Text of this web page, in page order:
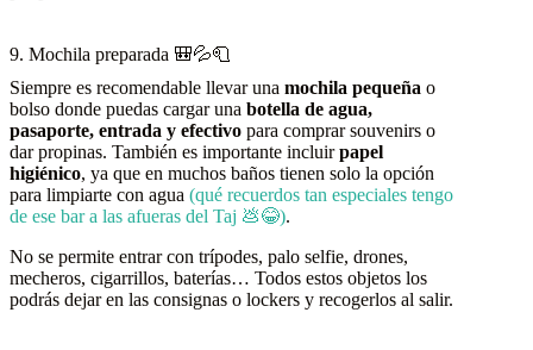
9. Mochila preparada 🎒💦🧻
Siempre es recomendable llevar una mochila pequeña o
bolso donde puedas cargar una botella de agua,
pasaporte, entrada y efectivo para comprar souvenirs o
dar propinas. También es importante incluirpapel
higiénico, ya que en muchos baños tienen solo la opción
para limpiarte con agua (qué recuerdos tan especiales tengo
de ese bar a las afueras del Taj 💩😂).
No se permite entrar con trípodes, palo selfie, drones,
mecheros, cigarrillos, baterías… Todos estos objetos los
podrás dejar en las consignas o lockers y recogerlos al salir.